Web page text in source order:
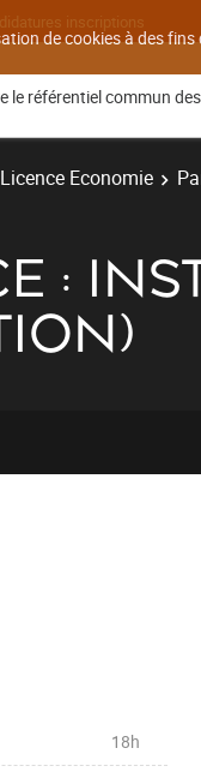
de cookies à des
inscriptions
le référentiel commun
Licence Economie
:
18h